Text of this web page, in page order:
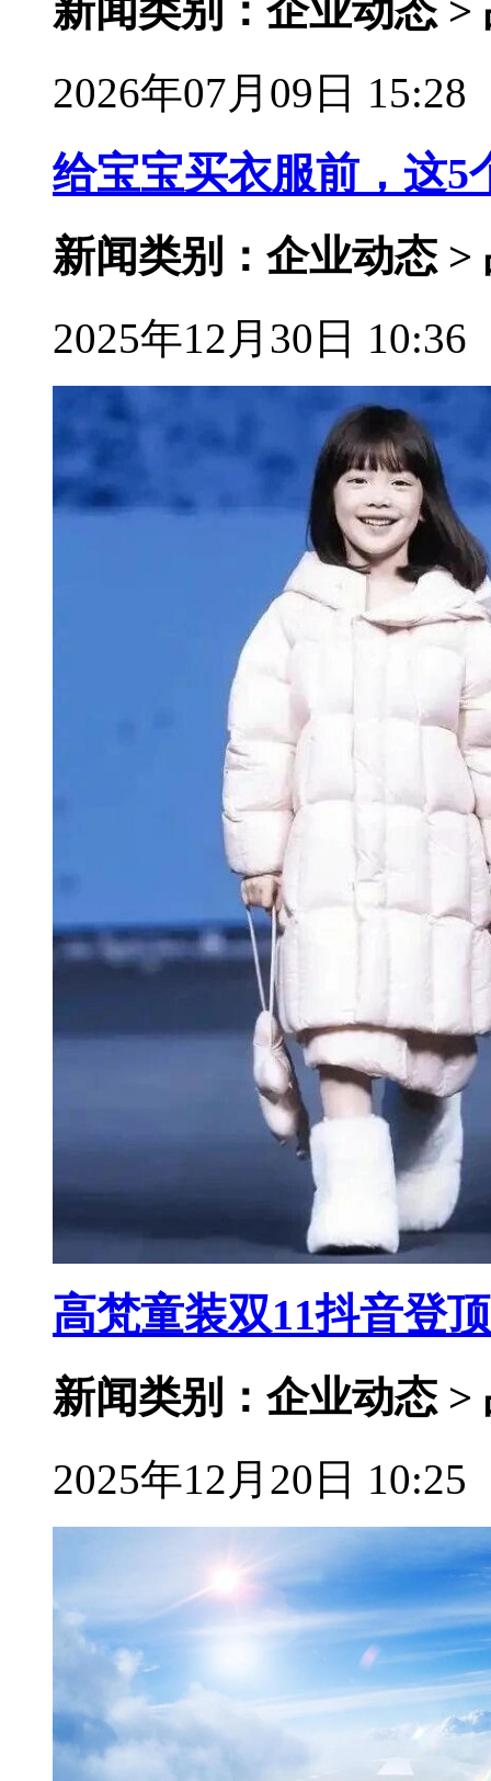
新闻类别：企业动态 >
2026年07月09日 15:28
给宝宝买衣服前，这5
新闻类别：企业动态 >
2025年12月30日 10:36
高梵童装双11抖音登
新闻类别：企业动态 >
2025年12月20日 10:25